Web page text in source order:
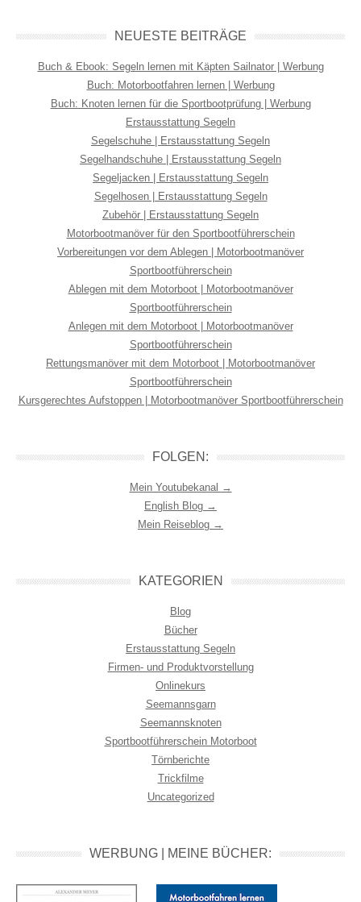
NEUESTE BEITRÄGE
Buch & Ebook: Segeln lernen mit Käpten Sailnator | Werbung
Buch: Motorbootfahren lernen | Werbung
Buch: Knoten lernen für die Sportbootprüfung | Werbung
Erstausstattung Segeln
Segelschuhe | Erstausstattung Segeln
Segelhandschuhe | Erstausstattung Segeln
Segeljacken | Erstausstattung Segeln
Segelhosen | Erstausstattung Segeln
Zubehör | Erstausstattung Segeln
Motorbootmanöver für den Sportbootführerschein
Vorbereitungen vor dem Ablegen | Motorbootmanöver
Sportbootführerschein
Ablegen mit dem Motorboot | Motorbootmanöver
Sportbootführerschein
Anlegen mit dem Motorboot | Motorbootmanöver
Sportbootführerschein
Rettungsmanöver mit dem Motorboot | Motorbootmanöver
Sportbootführerschein
Kursgerechtes Aufstoppen | Motorbootmanöver Sportbootführerschein
FOLGEN:
Mein Youtubekanal →
English Blog →
Mein Reiseblog →
KATEGORIEN
Blog
Bücher
Erstausstattung Segeln
Firmen- und Produktvorstellung
Onlinekurs
Seemannsgarn
Seemannsknoten
Sportbootführerschein Motorboot
Törnberichte
Trickfilme
Uncategorized
WERBUNG | MEINE BÜCHER: